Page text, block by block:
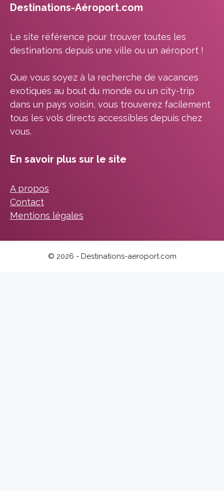
Destinations-Aéroport.com
Le site référence pour trouver toutes les
destinations depuis une ville ou un aéroport !
Que vous soyez à la recherche de vacances
exotiques au bout du monde ou un city-trip
dans un pays voisin, vous trouverez facilement
tous les vols directs accessibles depuis chez
vous.
En savoir plus sur le site
A propos
Contact
Mentions légales
© 2026 - Destinations-aeroport.com